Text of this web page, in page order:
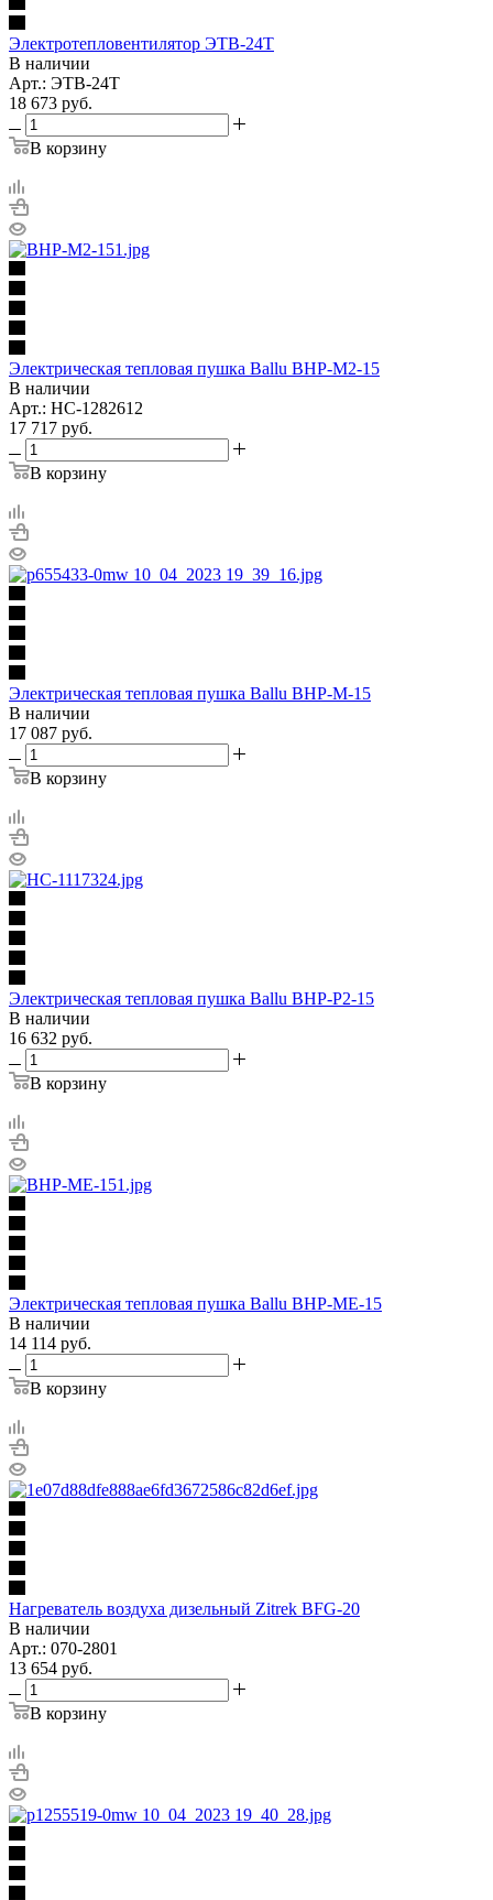
Электротепловентилятор ЭТВ-24Т
В наличии
Арт.: ЭТВ-24Т
18 673 руб.
В корзину
Электрическая тепловая пушка Ballu BHP-M2-15
В наличии
Арт.: НС-1282612
17 717 руб.
В корзину
Электрическая тепловая пушка Ballu BHP-M-15
В наличии
17 087 руб.
В корзину
Электрическая тепловая пушка Ballu BHP-P2-15
В наличии
16 632 руб.
В корзину
Электрическая тепловая пушка Ballu BHP-ME-15
В наличии
14 114 руб.
В корзину
Нагреватель воздуха дизельный Zitrek BFG-20
В наличии
Арт.: 070-2801
13 654 руб.
В корзину